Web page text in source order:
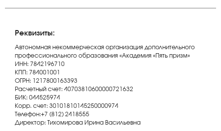
Реквизиты:
Автономная некоммерческая организация дополнительного
профессионального образования «Академия «Пять призм»
ИНН: 7842196710
КПП: 784001001
ОГРН: 1217800163393
Расчетный счет: 40703810600000721632
БИК: 044525974
Корр. счет: 30101810145250000974
Телефон:+7 (812) 2418555
Директор: Тихомирова Ирина Васильевна